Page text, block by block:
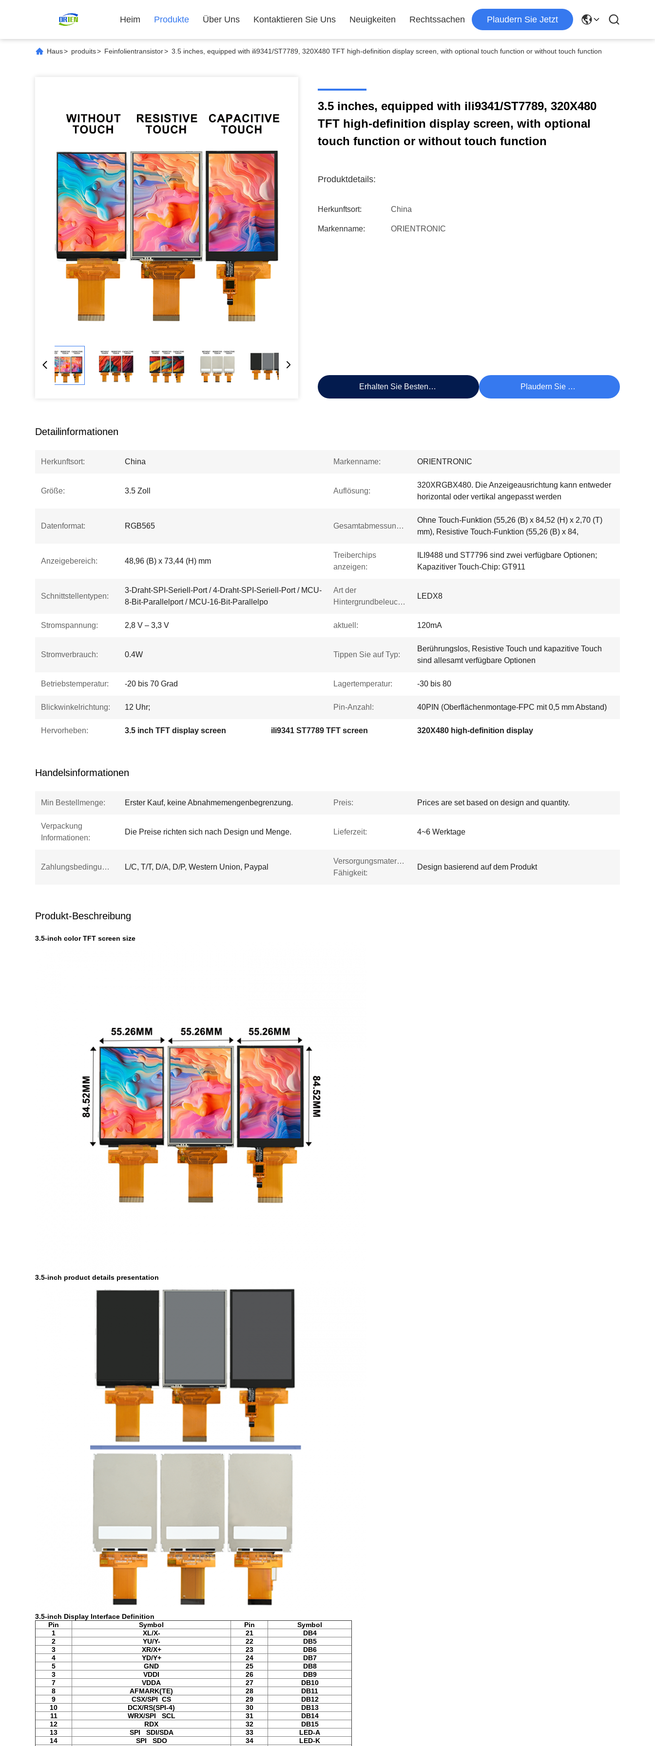
Heim Produkte Über Uns Kontaktieren Sie Uns Neuigkeiten Rechtssachen Plaudern Sie Jetzt
Haus> produits> Feinfolientransistor> 3.5 inches, equipped with ili9341/ST7789, 320X480 TFT high-definition display screen, with optional touch function or without touch function
3.5 inches, equipped with ili9341/ST7789, 320X480
TFT high-definition display screen, with optional
touch function or without touch function
Produktdetails:
Herkunftsort: China
Markenname: ORIENTRONIC
Erhalten Sie Besten Preis Plaudern Sie Jetzt
Detailinformationen
Herkunftsort: China Markenname: ORIENTRONIC
Größe: 3.5 Zoll Auflösung:
320XRGBX480. Die Anzeigeausrichtung kann entweder
horizontal oder vertikal angepasst werden
Datenformat: RGB565 Gesamtabmessungen:
Ohne Touch-Funktion (55,26 (B) x 84,52 (H) x 2,70 (T)
mm), Resistive Touch-Funktion (55,26 (B) x 84,
Anzeigebereich: 48,96 (B) x 73,44 (H) mm
Treiberchips
anzeigen:
ILI9488 und ST7796 sind zwei verfügbare Optionen;
Kapazitiver Touch-Chip: GT911
Schnittstellentypen:
3-Draht-SPI-Seriell-Port / 4-Draht-SPI-Seriell-Port / MCU-
8-Bit-Parallelport / MCU-16-Bit-Parallelpo
Art der
Hintergrundbeleuchtung:
LEDX8
Stromspannung: 2,8 V – 3,3 V aktuell: 120mA
Stromverbrauch: 0.4W Tippen Sie auf Typ:
Berührungslos, Resistive Touch und kapazitive Touch
sind allesamt verfügbare Optionen
Betriebstemperatur: -20 bis 70 Grad Lagertemperatur: -30 bis 80
Blickwinkelrichtung: 12 Uhr; Pin-Anzahl: 40PIN (Oberflächenmontage-FPC mit 0,5 mm Abstand)
Hervorheben: 3.5 inch TFT display screen ili9341 ST7789 TFT screen 320X480 high-definition display
Handelsinformationen
Min Bestellmenge: Erster Kauf, keine Abnahmemengenbegrenzung. Preis: Prices are set based on design and quantity.
Verpackung
Informationen:
Die Preise richten sich nach Design und Menge. Lieferzeit: 4~6 Werktage
Zahlungsbedingungen: L/C, T/T, D/A, D/P, Western Union, Paypal
Versorgungsmaterial-
Fähigkeit:
Design basierend auf dem Produkt
Produkt-Beschreibung
3.5-inch color TFT screen size
3.5-inch product details presentation
3.5-inch Display Interface Definition
Pin
Symbol Pin
Symbol
1
XL/X- 21
DB4
2
YU/Y- 22
DB5
3
XR/X+ 23
DB6
4
YD/Y+ 24
DB7
5
GND 25
DB8
3
VDDI 26
DB9
7
VDDA 27
DB10
8
AFMARK(TE) 28
DB11
9
CSX/SPI CS 29
DB12
10
DCX/RS(SPI-4) 30
DB13
11
WRX/SPI SCL 31
DB14
12
RDX 32
DB15
13
SPI SDI/SDA 33
LED-A
14
SPI SDO 34
LED-K